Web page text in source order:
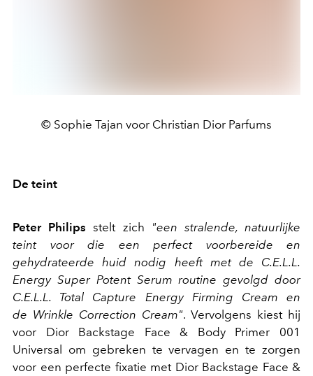
© Sophie Tajan voor Christian Dior Parfums
De teint
Peter Philips stelt zich
"een stralende, natuurlijke
teint voor die een perfect voorbereide en
gehydrateerde huid nodig heeft met de C.E.L.L.
Energy Super Potent Serum routine gevolgd door
C.E.L.L. Total Capture Energy Firming Cream en
de Wrinkle Correction Cream". Vervolgens kiest hij
voor Dior Backstage Face & Body Primer 001
Universal om gebreken te vervagen en te zorgen
voor een perfecte fixatie met Dior Backstage Face &